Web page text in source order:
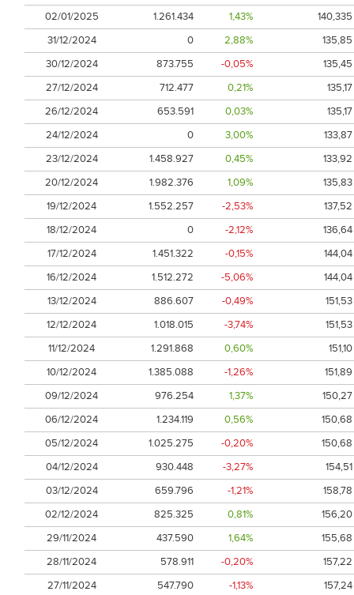
02/01/2025
1.261.434 1,43%
140,335
31/12/2024
0 2,88%
135,85
30/12/2024
873.755 -0,05%
135,45
27/12/2024
712.477 0,21%
135,17
26/12/2024
653.591 0,03%
135,17
24/12/2024
0 3,00%
133,87
23/12/2024
1.458.927 0,45%
133,92
20/12/2024
1.982.376 1,09%
135,83
19/12/2024
1.552.257 -2,53%
137,52
18/12/2024
0 -2,12%
136,64
17/12/2024
1.451.322 -0,15%
144,04
16/12/2024
1.512.272 -5,06%
144,04
13/12/2024
886.607 -0,49%
151,53
12/12/2024
1.018.015 -3,74%
151,53
11/12/2024
1.291.868 0,60%
151,10
10/12/2024
1.385.088 -1,26%
151,89
09/12/2024
976.254 1,37%
150,27
06/12/2024
1.234.119 0,56%
150,68
05/12/2024
1.025.275 -0,20%
150,68
04/12/2024
930.448 -3,27%
154,51
03/12/2024
659.796 -1,21%
158,78
02/12/2024
825.325 0,81%
156,20
29/11/2024
437.590 1,64%
155,68
28/11/2024
578.911 -0,20%
157,22
27/11/2024
547.790 -1,13%
157,24